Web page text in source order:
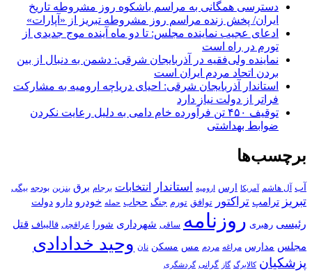
دسترسی همگانی به مراسم باشکوه روز مشروطه تاریخ
ایران/ پخش زنده مراسم روز مشروطه تبریز از «آپارات»
ادعای عجیب نماینده مجلس: تا دو ماه آینده موج جدیدی از
تورم در راه است
نماینده ولی‌فقیه در آذربایجان شرقی: دشمن به دنبال از بین
بردن اتحاد مردم ایران است
استاندار آذربایجان شرقی: احیای دریاچه ارومیه به مشارکت
فراتر از دولت نیاز دارد
توقیف ۴۵۰ تن فرآورده خام دامی به دلیل رعایت نکردن
ضوابط بهداشتی
برچسب‌ها
آب آل هاشم آمریکا ارس ارومیه استاندار انتخابات برجام برق بنزین بودجه بیگی
تبریز ترامپ تراکتور توافق تورم جنگ حجاب حمله خودرو دارو دولت
رئیسی رهبری روزنامه ساقی شهرداری شورا عراقچی قالیباف قتل
مجلس مدارس مراغه مردم مس مسکن نان وحید خدادادی
پزشکیان کالابرگ گاز گرانی گردشگری